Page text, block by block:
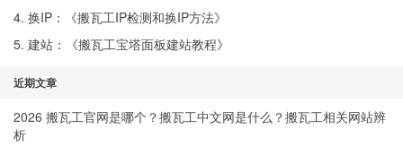
4. 换IP：《搬瓦工IP检测和换IP方法》
5. 建站：《搬瓦工宝塔面板建站教程》
近期文章
2026 搬瓦工官网是哪个？搬瓦工中文网是什么？搬瓦工相关网站辨
析